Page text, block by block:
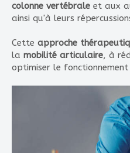
colonne vertébrale et aux
ainsi qu'à leurs
Cette approche
la mobilité articulaire, à
optimiser le